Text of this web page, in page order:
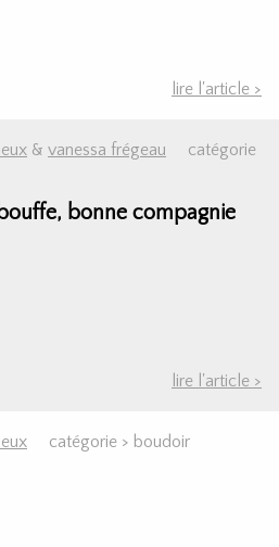
lire l'article >
& vanessa frégeau
catégorie
bonne compagnie
lire l'article >
catégorie > boudoir